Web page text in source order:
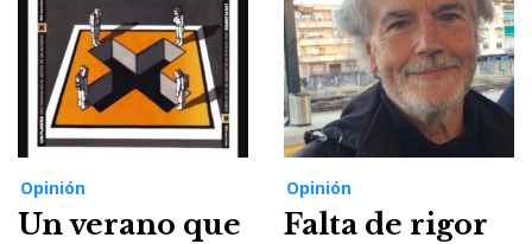
Opinión
Un verano que
Opinión
Falta de rigor